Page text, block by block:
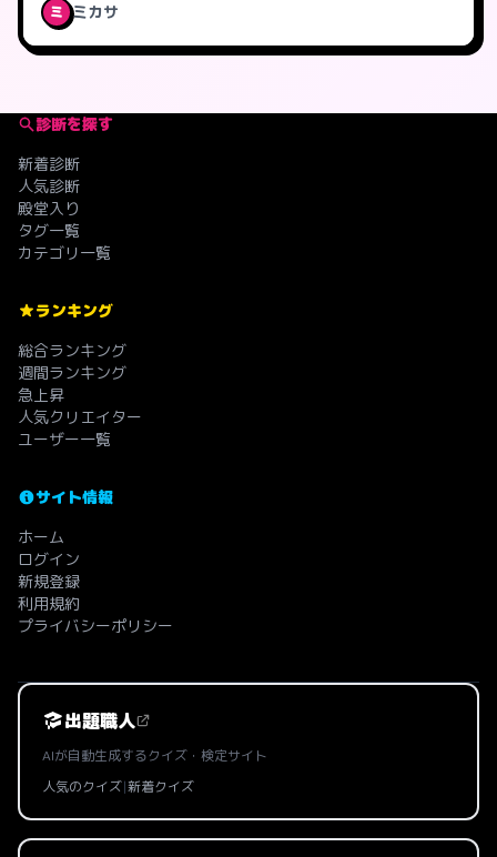
ミ ミカサ
診断を探す
新着診断
人気診断
殿堂入り
タグ一覧
カテゴリ一覧
ランキング
総合ランキング
週間ランキング
急上昇
人気クリエイター
ユーザー一覧
サイト情報
ホーム
ログイン
新規登録
利用規約
プライバシーポリシー
出題職人
AIが自動生成するクイズ・検定サイト
人気のクイズ|新着クイズ